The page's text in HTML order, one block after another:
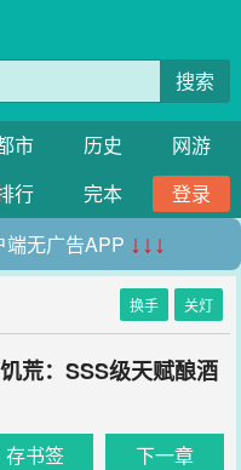
搜索
市 历史
网游
行 完本
登录
无广告APP ↓↓↓
换手 关灯
荒：SSS级天赋酿酒
存书签 下一章